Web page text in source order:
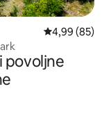
Prosječna
4,99 (85)
povoljne